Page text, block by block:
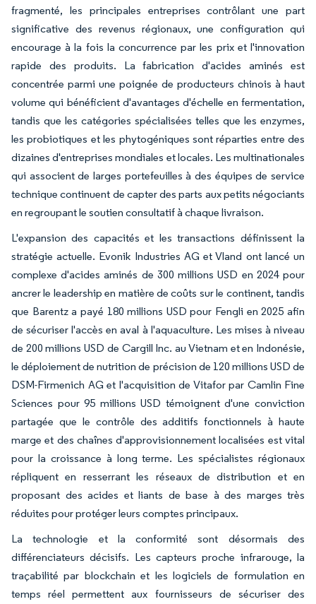
fragmenté, les principales entreprises contrôlant une part
significative des revenus régionaux, une configuration qui
encourage à la fois la concurrence par les prix et l'innovation
rapide des produits. La fabrication d'acides aminés est
concentrée parmi une poignée de producteurs chinois à haut
volume qui bénéficient d'avantages d'échelle en fermentation,
tandis que les catégories spécialisées telles que les enzymes,
les probiotiques et les phytogéniques sont réparties entre des
dizaines d'entreprises mondiales et locales. Les multinationales
qui associent de larges portefeuilles à des équipes de service
technique continuent de capter des parts aux petits négociants
en regroupant le soutien consultatif à chaque livraison.
L'expansion des capacités et les transactions définissent la
stratégie actuelle. Evonik Industries AG et Vland ont lancé un
complexe d'acides aminés de 300 millions USD en 2024 pour
ancrer le leadership en matière de coûts sur le continent, tandis
que Barentz a payé 180 millions USD pour Fengli en 2025 afin
de sécuriser l'accès en aval à l'aquaculture. Les mises à niveau
de 200 millions USD de Cargill Inc. au Vietnam et en Indonésie,
le déploiement de nutrition de précision de 120 millions USD de
DSM-Firmenich AG et l'acquisition de Vitafor par Camlin Fine
Sciences pour 95 millions USD témoignent d'une conviction
partagée que le contrôle des additifs fonctionnels à haute
marge et des chaînes d'approvisionnement localisées est vital
pour la croissance à long terme. Les spécialistes régionaux
répliquent en resserrant les réseaux de distribution et en
proposant des acides et liants de base à des marges très
réduites pour protéger leurs comptes principaux.
La technologie et la conformité sont désormais des
différenciateurs décisifs. Les capteurs proche infrarouge, la
traçabilité par blockchain et les logiciels de formulation en
temps réel permettent aux fournisseurs de sécuriser des